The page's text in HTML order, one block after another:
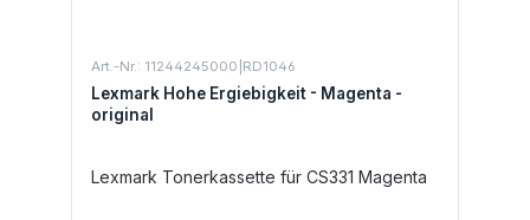
Art.-Nr.: 11244245000|RD1046
Lexmark Hohe Ergiebigkeit - Magenta -
original
Lexmark Tonerkassette für CS331 Magenta